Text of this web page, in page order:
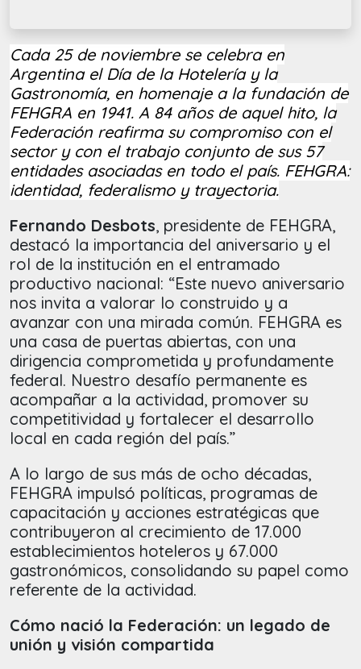
Cada 25 de noviembre se celebra en
Argentina el Día de la Hotelería y la
Gastronomía, en homenaje a la fundación de
FEHGRA en 1941. A 84 años de aquel hito, la
Federación reafirma su compromiso con el
sector y con el trabajo conjunto de sus 57
entidades asociadas en todo el país. FEHGRA:
identidad, federalismo y trayectoria.
Fernando Desbots, presidente de FEHGRA,
destacó la importancia del aniversario y el
rol de la institución en el entramado
productivo nacional: “Este nuevo aniversario
nos invita a valorar lo construido y a
avanzar con una mirada común. FEHGRA es
una casa de puertas abiertas, con una
dirigencia comprometida y profundamente
federal. Nuestro desafío permanente es
acompañar a la actividad, promover su
competitividad y fortalecer el desarrollo
local en cada región del país.”
A lo largo de sus más de ocho décadas,
FEHGRA impulsó políticas, programas de
capacitación y acciones estratégicas que
contribuyeron al crecimiento de 17.000
establecimientos hoteleros y 67.000
gastronómicos, consolidando su papel como
referente de la actividad.
Cómo nació la Federación: un legado de
unión y visión compartida